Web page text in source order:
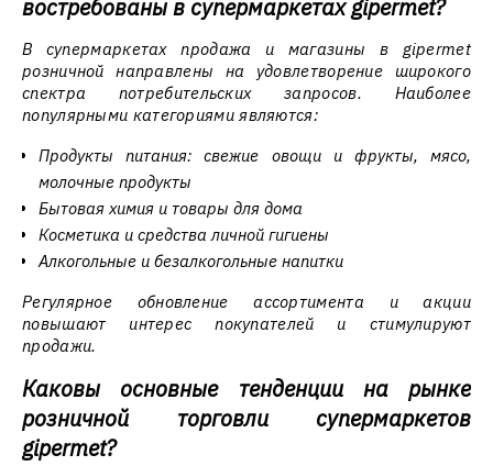
востребованы в супермаркетах gipermet?
В супермаркетах продажа и магазины в gipermet
розничной направлены на удовлетворение широкого
спектра потребительских запросов. Наиболее
популярными категориями являются:
Продукты питания: свежие овощи и фрукты, мясо,
молочные продукты
Бытовая химия и товары для дома
Косметика и средства личной гигиены
Алкогольные и безалкогольные напитки
Регулярное обновление ассортимента и акции
повышают интерес покупателей и стимулируют
продажи.
Каковы основные тенденции на рынке
розничной торговли супермаркетов
gipermet?